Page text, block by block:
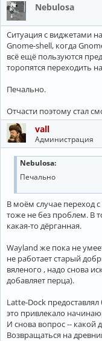
Nebulosa
Ситуация с виджетами
Gnome-shell, когда
всё ещё пользуются
торопятся переходить
Печально.
Отчасти поэтому стал
vall
Администрация
Nebulosa:
Печально
В моём случае переход
тоже не без проблем. В
какая-то дёрганная.
Wayland же пока не
не работает старый
вяленого , надо снова
добавляет перца).
Latte-Dock
это привлекало
И снова вопрос -- какой
Возвращаться на